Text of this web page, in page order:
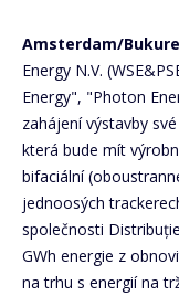
Amsterdam/
Energy N.V.
Energy", "Photon
zahájení výstavby
která bude mít
bifaciální
jednoosých
společnosti
GWh energie z
na trhu s energií na